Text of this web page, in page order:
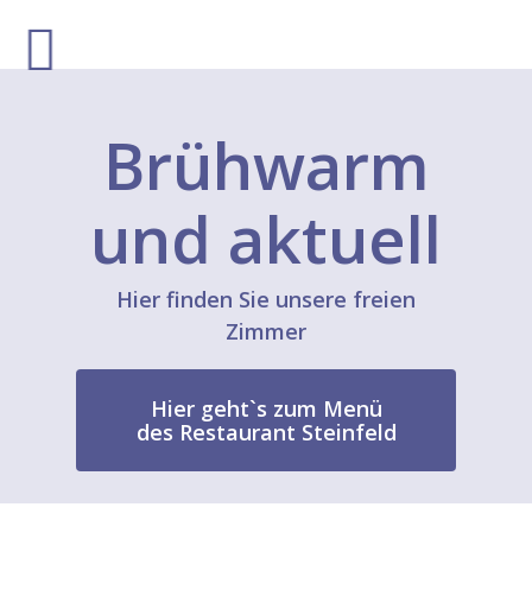
Brühwarm
und aktuell
Hier finden Sie unsere freien
Zimmer
Hier geht`s zum Menü
des Restaurant Steinfeld